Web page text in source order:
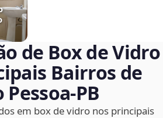
de Box de Vidro
Bairros de
Pessoa‑PB
em box de vidro nos principais